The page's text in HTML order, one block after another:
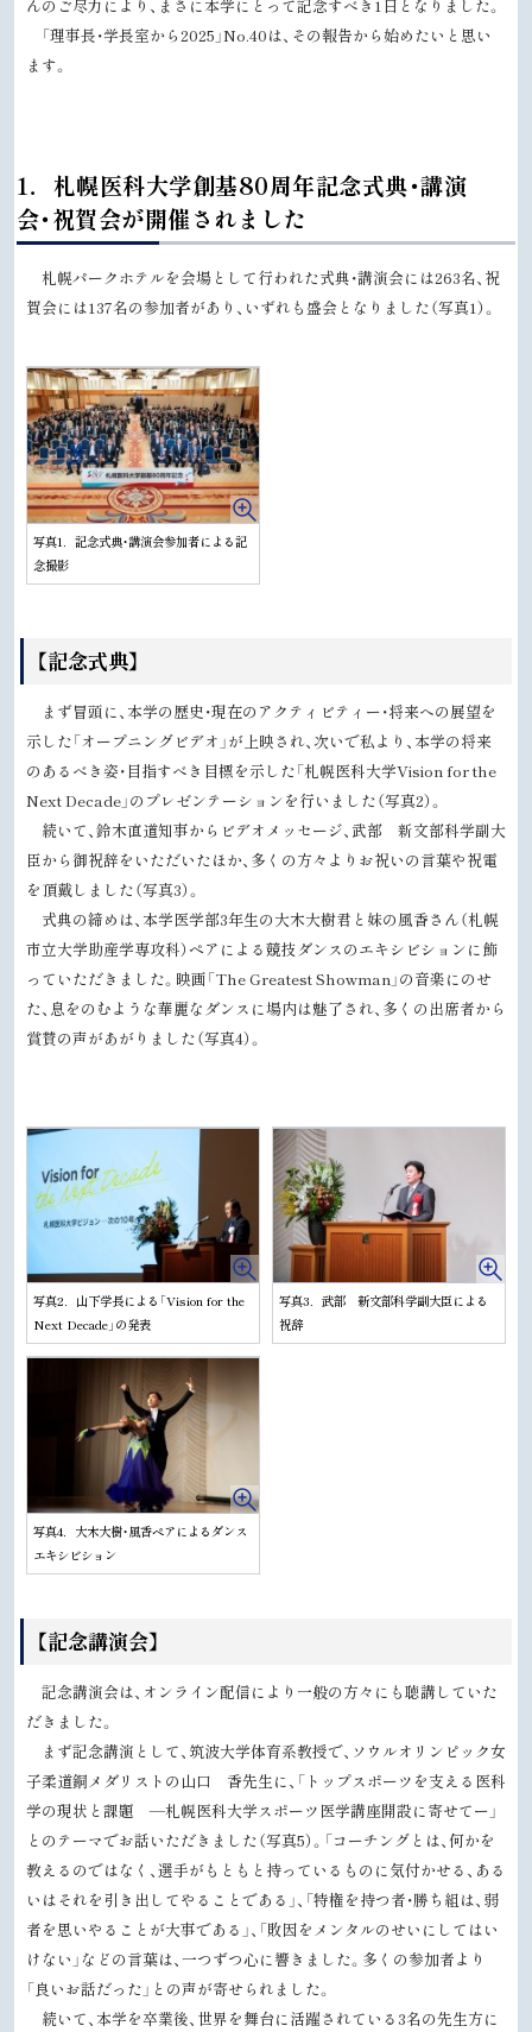
んのご尽力により、まさに本学にとって記念すべき1日となりました。
「理事長・学長室から2025」No.40は、その報告から始めたいと思い
ます。
ッ
プ
る
1．札幌医科大学創基80周年記念式典・講演
会・祝賀会が開催されました
札幌パークホテルを会場として行われた式典・講演会には263名、祝
賀会には137名の参加者があり、いずれも盛会となりました（写真1）。
写真1．記念式典・講演会参加者による記
念撮影
ト
に
戻
る
【記念式典】
まず冒頭に、本学の歴史・現在のアクティビティー・将来への展望を
示した「オープニングビデオ」が上映され、次いで私より、本学の将来
のあるべき姿・目指すべき目標を示した「札幌医科大学Vision for the
Next Decade」のプレゼンテーションを行いました（写真2）。
続いて、鈴木直道知事からビデオメッセージ、武部 新文部科学副大
臣から御祝辞をいただいたほか、多くの方々よりお祝いの言葉や祝電
を頂戴しました（写真3）。
式典の締めは、本学医学部3年生の大木大樹君と妹の風香さん（札幌
市立大学助産学専攻科）ペアによる競技ダンスのエキシビションに飾
っていただきました。映画「The Greatest Showman」の音楽にのせ
た、息をのむような華麗なダンスに場内は魅了され、多くの出席者から
賞賛の声があがりました（写真4）。
写真2．山下学長による「Vision for the
Next Decade」の発表
写真3．武部 新文部科学副大臣による
祝辞
写真4．大木大樹・風香ペアによるダンス
エキシビション
【記念講演会】
記念講演会は、オンライン配信により一般の方々にも聴講していた
だきました。
まず記念講演として、筑波大学体育系教授で、ソウルオリンピック女
子柔道銅メダリストの山口 香先生に、「トップスポーツを支える医科
学の現状と課題 —札幌医科大学スポーツ医学講座開設に寄せてー」
とのテーマでお話いただきました（写真5）。「コーチングとは、何かを
教えるのではなく、選手がもともと持っているものに気付かせる、ある
いはそれを引き出してやることである」、「特権を持つ者・勝ち組は、弱
者を思いやることが大事である」、「敗因をメンタルのせいにしてはい
けない」などの言葉は、一つずつ心に響きました。多くの参加者より
「良いお話だった」との声が寄せられました。
続いて、本学を卒業後、世界を舞台に活躍されている3名の先生方に